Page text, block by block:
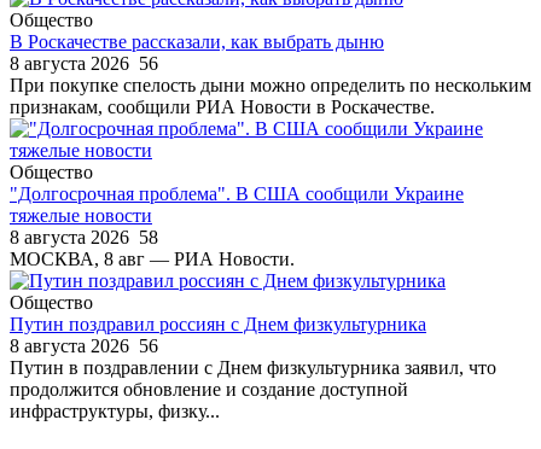
Общество
В Роскачестве рассказали, как выбрать дыню
8 августа 2026 56
При покупке спелость дыни можно определить по нескольким
признакам, сообщили РИА Новости в Роскачестве.
Общество
"Долгосрочная проблема". В США сообщили Украине
тяжелые новости
8 августа 2026 58
МОСКВА, 8 авг — РИА Новости.
Общество
Путин поздравил россиян с Днем физкультурника
8 августа 2026 56
Путин в поздравлении с Днем физкультурника заявил, что
продолжится обновление и создание доступной
инфраструктуры, физку...